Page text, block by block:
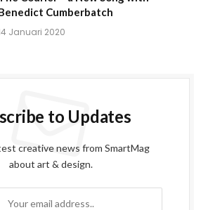
Cumberbatch
Januari 2020
to Updates
creative news from SmartMag
about art & design.